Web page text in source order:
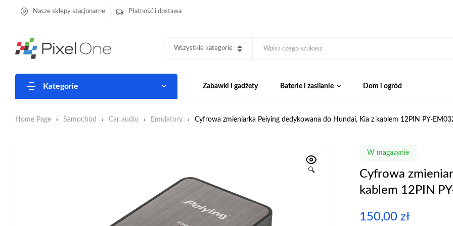
Nasze sklepy stacjonarne Płatność i dostawa
Wszystkie kategorie
Kategorie Zabawki i gadżety Baterie i zasilanie Dom i ogród
Home Page Samochód Car audio Emulatory Cyfrowa zmieniarka Peiying dedykowana do Hundai, Kia z kablem 12PIN PY-
🔍
W magazynie
Cyfrowa
kablem 12PIN
150,00 zł